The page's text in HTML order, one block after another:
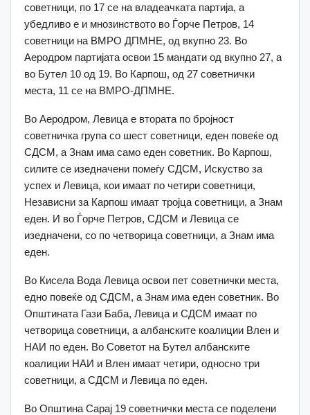
советници, по 17 се на владеачката партија, а
убедливо е и мнозинството во Ѓорче Петров, 14
советници на ВМРО ДПМНЕ, од вкупно 23. Во
Аеродром партијата освои 15 мандати од вкупно 27, а
во Бутел 10 од 19. Во Карпош, од 27 советнички
места, 11 се на ВМРО-ДПМНЕ.
Во Аеродром, Левица е втората по бројност
советничка група со шест советници, еден повеќе од
СДСМ, а Знам има само еден советник. Во Карпош,
силите се изедначени помеѓу СДСМ, Искуство за
успех и Левица, кои имаат по четири советници,
Независни за Карпош имаат тројца советници, а Знам
еден. И во Ѓорче Петров, СДСМ и Левица се
изедначени, со по четворица советници, а Знам има
еден.
Во Кисела Вода Левица освои пет советнички места,
едно повеќе од СДСМ, а Знам има еден советник. Во
Општината Гази Баба, Левица и СДСМ имаат по
четворица советници, а албанските коалиции Влен и
НАИ по еден. Во Советот на Бутел албанските
коалиции НАИ и Влен имаат четири, односно три
советници, а СДСМ и Левица по еден.
Во Општина Сарај 19 советнички места се поделени